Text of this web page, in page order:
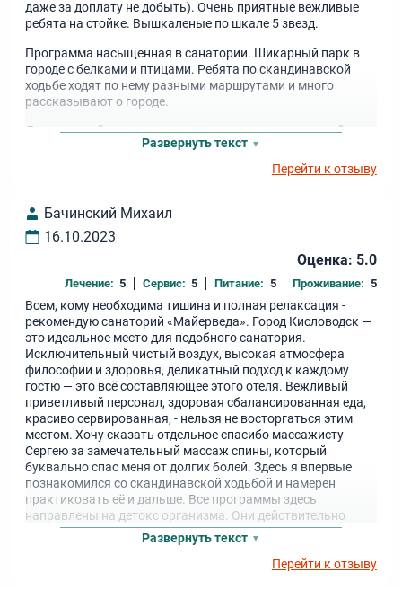
даже за доплату не добыть). Очень приятные вежливые
ребята на стойке. Вышкаленые по шкале 5 звезд.
Программа насыщенная в санатории. Шикарный парк в
городе с белками и птицами. Ребята по скандинавской
ходьбе ходят по нему разными маршрутами и много
рассказывают о городе.
Девочки на йоге очень милые, наполненные энергией,
занятия каждый раз разные и как я люблю)
Развернуть текст
Перейти к отзыву
Бачинский Михаил
16.10.2023
Оценка: 5.0
Лечение: 5 Сервис: 5 Питание: 5 Проживание: 5
Всем, кому необходима тишина и полная релаксация -
рекомендую санаторий «Майерведа». Город Кисловодск —
это идеальное место для подобного санатория.
Исключительный чистый воздух, высокая атмосфера
философии и здоровья, деликатный подход к каждому
гостю — это всё составляющее этого отеля. Вежливый
приветливый персонал, здоровая сбалансированная еда,
красиво сервированная, - нельзя не восторгаться этим
местом. Хочу сказать отдельное спасибо массажисту
Сергею за замечательный массаж спины, который
буквально спас меня от долгих болей. Здесь я впервые
познакомился со скандинавской ходьбой и намерен
практиковать её и дальше. Все программы здесь
направлены на детокс организма. Они действительно
приносят пользу, чувствуешь лёгкость и подъем сил. Такой
Развернуть текст
Перейти к отзыву